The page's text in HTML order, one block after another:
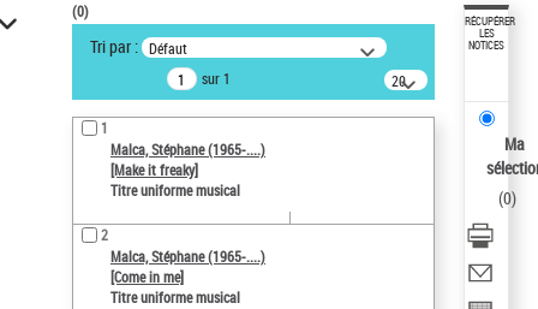
VOTRE RECHERCHE
Recherche avancée dans les
notices d’autorité
Œuvres liées à l'auteur :
Malca, Stéphane (1965-....)
Sauvegarder votre recherche
AFFINER
Type de notice d'autorité
Œuvre(2)
(0)
Tri par : Défaut
sur 1
20
résultats/page
1
Malca, Stéphane (1965-....)
[Make it freaky]
Titre uniforme musical
2
Malca, Stéphane (1965-....)
[Come in me]
Titre uniforme musical
RÉCUPÉRER
LES
NOTICES
Ma
(0)